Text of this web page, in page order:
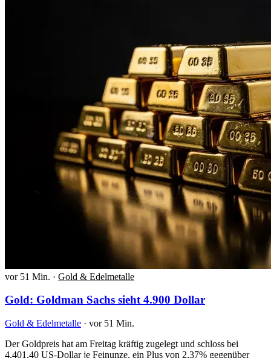
vor 51 Min. · Gold & Edelmetalle
Gold: Goldman Sachs sieht 4.900 Dollar
Gold & Edelmetalle · vor 51 Min.
Der Goldpreis hat am Freitag kräftig zugelegt und schloss bei
4.401,40 US-Dollar je Feinunze, ein Plus von 2,37% gegenüber